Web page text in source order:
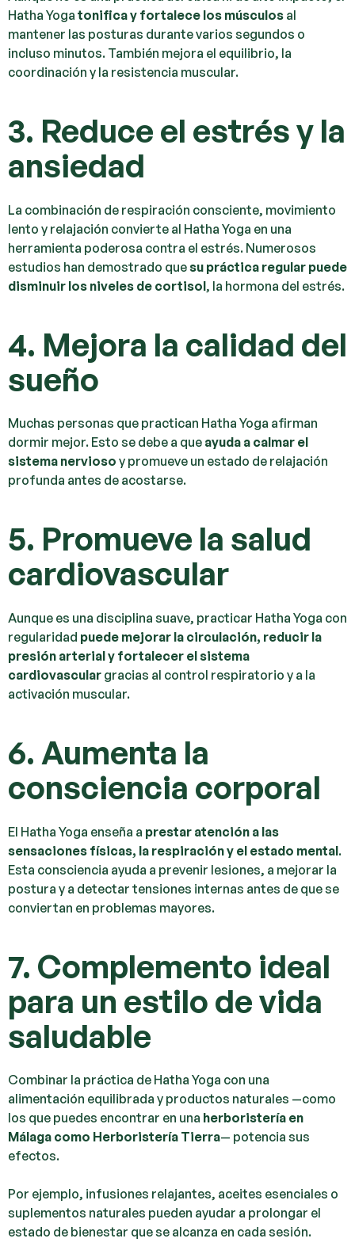
Hatha Yoga tonifica y fortalece los músculos al
mantener las posturas durante varios segundos o
incluso minutos. También mejora el equilibrio, la
coordinación y la resistencia muscular.
3. Reduce el estrés y la
ansiedad
La combinación de respiración consciente, movimiento
lento y relajación convierte al Hatha Yoga en una
herramienta poderosa contra el estrés. Numerosos
estudios han demostrado quesu práctica regular puede
disminuir los niveles de cortisol, la hormona del estrés.
4. Mejora la calidad del
sueño
Muchas personas que practican Hatha Yoga afirman
dormir mejor. Esto se debe a que ayuda a calmar el
sistema nervioso y promueve un estado de relajación
profunda antes de acostarse.
5. Promueve la salud
cardiovascular
Aunque es una disciplina suave, practicar Hatha Yoga con
regularidad puede mejorar la circulación, reducir la
presión arterial y fortalecer el sistema
cardiovascular gracias al control respiratorio y a la
activación muscular.
6. Aumenta la
consciencia corporal
El Hatha Yoga enseña a prestar atención a las
sensaciones físicas, la respiración y el estado mental.
Esta consciencia ayuda a prevenir lesiones, a mejorar la
postura y a detectar tensiones internas antes de que se
conviertan en problemas mayores.
7. Complemento ideal
para un estilo de vida
saludable
Combinar la práctica de Hatha Yoga con una
alimentación equilibrada y productos naturales —como
los que puedes encontrar en una herboristería en
Málaga como Herboristería Tierra— potencia sus
efectos.
Por ejemplo, infusiones relajantes, aceites esenciales o
suplementos naturales pueden ayudar a prolongar el
estado de bienestar que se alcanza en cada sesión.